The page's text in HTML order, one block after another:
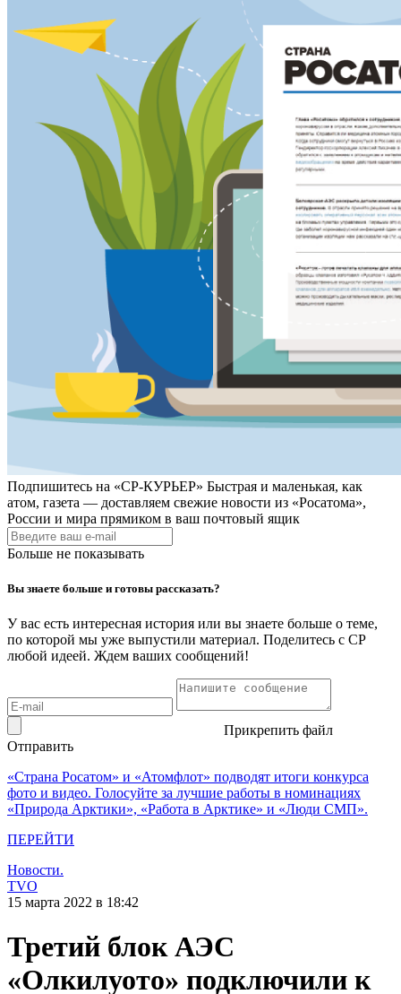
Подпишитесь на «СР-КУРЬЕР» Быстрая и маленькая, как
атом, газета — доставляем свежие новости из «Росатома»,
России и мира прямиком в ваш почтовый ящик
Больше не показывать
Вы знаете больше и готовы рассказать?
У вас есть интересная история или вы знаете больше о теме,
по которой мы уже выпустили материал. Поделитесь с СР
любой идеей. Ждем ваших сообщений!
Прикрепить файл
Отправить
«Страна Росатом» и «Атомфлот» подводят итоги конкурса
фото и видео. Голосуйте за лучшие работы в номинациях
«Природа Арктики», «Работа в Арктике» и «Люди СМП».
ПЕРЕЙТИ
Новости.
TVO
15 марта 2022 в 18:42
Третий блок АЭС
«Олкилуото» подключили к